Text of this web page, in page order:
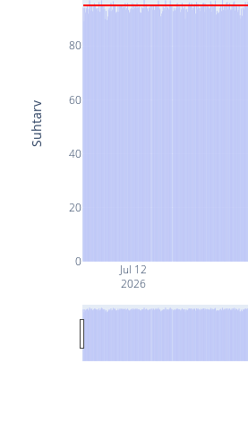
Jul 12
2026
0
20
40
60
80
Suhtarv